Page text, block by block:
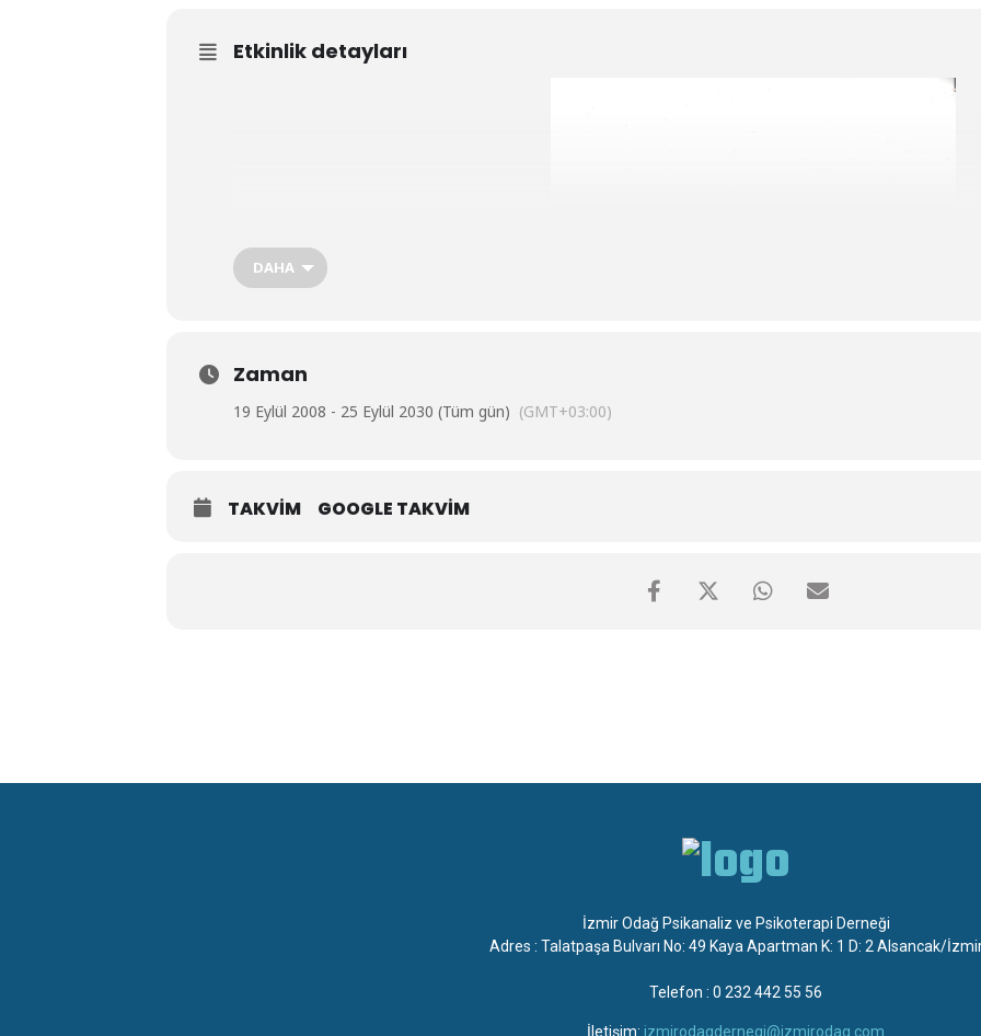
Etkinlik detayları
DAHA
Zaman
19 Eylül 2008 - 25 Eylül 2030 (Tüm gün) (GMT+03:00)
TAKVIM GOOGLE TAKVIM
İzmir Odağ Psikanaliz ve Psikoterapi Derneği
Adres : Talatpaşa Bulvarı No: 49 Kaya Apartman K: 1 D: 2 Alsancak/
Telefon : 0 232 442 55 56
İletişim: izmirodagdernegi@izmirodag.com